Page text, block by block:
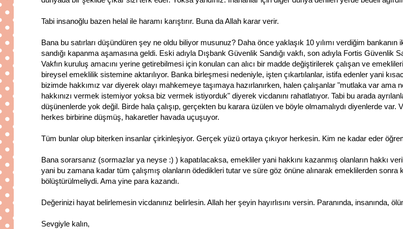
Tabi insanoğlu bazen helal ile haramı karıştırır. Buna da Allah karar verir.
Bana bu satırları düşündüren şey ne oldu biliyor musunuz? Daha önce yaklaşık 10 yılımı verdiğim bankanın
sandığı kapanma aşamasına geldi. Eski adıyla Dışbank Güvenlik Sandığı vakfı, son adıyla Fortis Güvenlik
Vakfın kuruluş amacını yerine getirebilmesi için konulan can alıcı bir madde değiştirilerek çalışan ve
bireysel emeklilik sistemine aktarılıyor. Banka birleşmesi nedeniyle, işten çıkartılanlar, istifa edenler yani
bizimde hakkımız var diyerek olayı mahkemeye taşımaya hazırlanırken, halen çalışanlar "mutlaka var ama
hakkınızı vermek istemiyor yoksa biz vermek istiyorduk" diyerek vicdanını rahatlatıyor. Tabi bu arada
düşünenlerde yok değil. Birde hala çalışıp, gerçekten bu karara üzülen ve böyle olmamalıydı diyenlerde var.
herkes birbirine düşmüş, hakaretler havada uçuşuyor.
Tüm bunlar olup biterken insanlar çirkinleşiyor. Gerçek yüzü ortaya çıkıyor herkesin. Kim ne kadar eder
Bana sorarsanız (sormazlar ya neyse :) ) kapatılacaksa, emekliler yani hakkını kazanmış olanların hakkı
yani bu zamana kadar tüm çalışmış olanların ödedikleri tutar ve süre göz önüne alınarak emeklilerden sonra
bölüştürülmeliydi. Ama yine para kazandı.
Değerinizi hayat belirlemesin vicdanınız belirlesin. Allah her şeyin hayırlısını versin. Paranında, insanında,
Sevgiyle kalın,